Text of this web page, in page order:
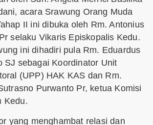
acara Srawung Orang Muda
II ini dibuka oleh Rm. Antonius
selaku Vikaris Episkopalis Kedu.
ini dihadiri pula Rm. Eduardus
SJ sebagai Koordinator Unit
(UPP) HAK KAS dan Rm.
Purwanto Pr, ketua Komisi
Kedu.
yang menghambat relasi dan